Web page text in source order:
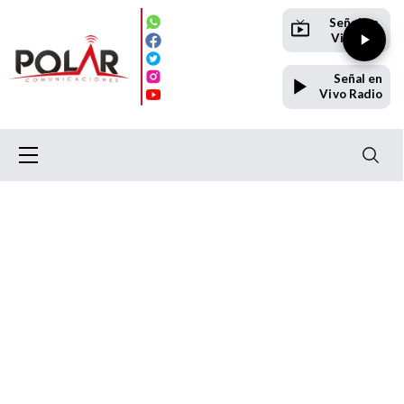
Señal en
Vivo TV
Señal en
Vivo Radio